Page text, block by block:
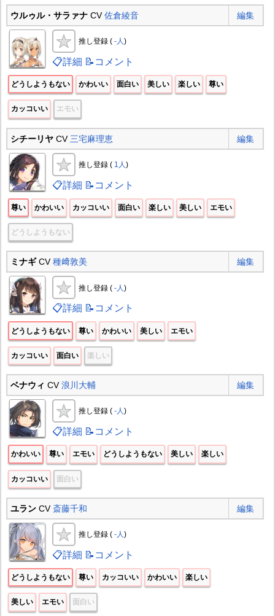
ウルゥル・サラァナCV佐倉綾音 編集
推し登録 ( -人)
📋詳細 📝コメント
どうしようもない かわいい 面白い 美しい 楽しい 尊い
カッコいい エモい
シチーリヤCV 三宅麻理恵 編集
推し登録 ( 1人)
📋詳細 📝コメント
尊い かわいい カッコいい 面白い 楽しい 美しい エモい
どうしようもない
ミナギCV種﨑敦美 編集
推し登録 ( -人 )
📋詳細 📝コメント
どうしようもない 尊い かわいい 美しい エモい
カッコいい 面白い 楽しい
ベナウィ CV浪川大輔 編集
推し登録 ( -人)
📋詳細 📝コメント
かわいい 尊い エモい どうしようもない 美しい 楽しい
カッコいい 面白い
ユランCV 斎藤千和 編集
推し登録 ( -人)
📋詳細 📝コメント
どうしようもない 尊い カッコいい かわいい 楽しい
美しい エモい 面白い